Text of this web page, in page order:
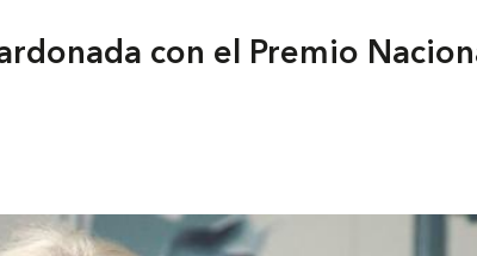
con el Premio